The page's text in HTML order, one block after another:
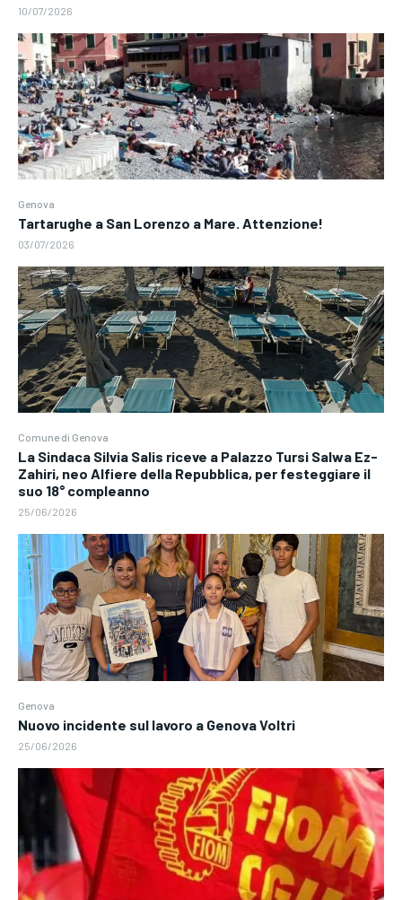
10/07/2026
Genova
Tartarughe a San Lorenzo a Mare. Attenzione!
03/07/2026
Comune di Genova
La Sindaca Silvia Salis riceve a Palazzo Tursi Salwa Ez-
Zahiri, neo Alfiere della Repubblica, per festeggiare il
suo 18° compleanno
25/06/2026
Genova
Nuovo incidente sul lavoro a Genova Voltri
25/06/2026